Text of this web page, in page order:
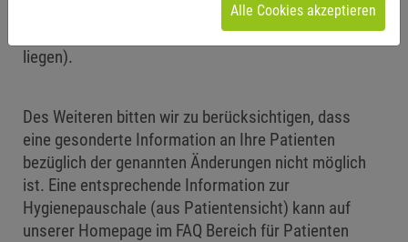
verbraucht sind oder beim Patienten verbleiben
und die tatsächlichen Kosten dafür über 1 €
liegen).
Des Weiteren bitten wir zu berücksichtigen, dass
eine gesonderte Information an Ihre Patienten
bezüglich der genannten Änderungen nicht möglich
ist. Eine entsprechende Information zur
Hygienepauschale (aus Patientensicht) kann auf
unserer Homepage im FAQ Bereich für Patienten
Alle Cookies akzeptieren